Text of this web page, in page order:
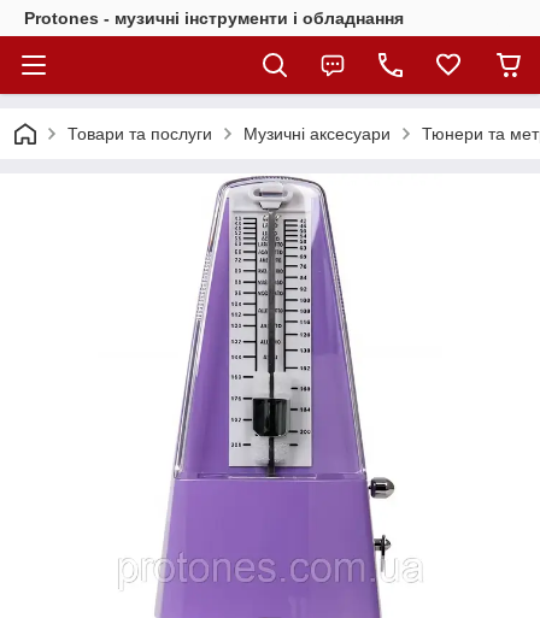
Protones - музичні інструменти і обладнання
Товари та послуги Музичні аксесуари Тюнери та